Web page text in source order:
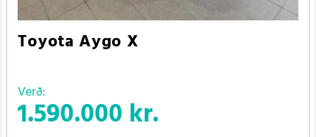
Toyota Aygo X
Verð:
1.590.000 kr.